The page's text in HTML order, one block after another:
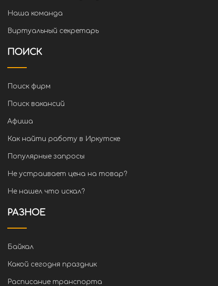
Наша команда
Виртуальный секретарь
ПОИСК
Поиск фирм
Поиск вакансий
Афиша
Как найти работу в Иркутске
Популярные запросы
Не устраивает цена на товар?
Не нашел что искал?
РАЗНОЕ
Байкал
Какой сегодня праздник
Расписание транспорта